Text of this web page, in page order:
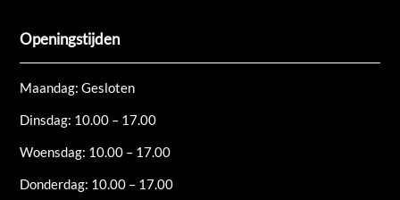
Openingstijden
Maandag: Gesloten
Dinsdag: 10.00 – 17.00
Woensdag: 10.00 – 17.00
Donderdag: 10.00 – 17.00